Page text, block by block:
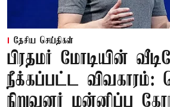
தேசிய செய்திகள்
பிரதமர் மோடியின்
நீக்கப்பட்ட விவகாரம்:
நிறுவனர் மன்னிப்பு